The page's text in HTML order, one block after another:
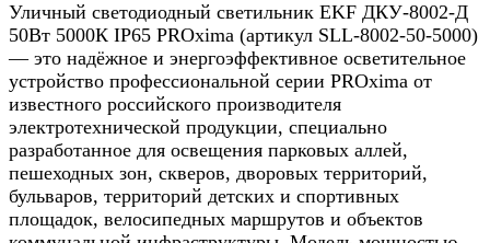
Уличный светодиодный светильник EKF ДКУ-8002-Д
50Вт 5000К IP65 PROxima (артикул SLL-8002-50-5000)
— это надёжное и энергоэффективное осветительное
устройство профессиональной серии PROxima от
известного российского производителя
электротехнической продукции, специально
разработанное для освещения парковых аллей,
пешеходных зон, скверов, дворовых территорий,
бульваров, территорий детских и спортивных
площадок, велосипедных маршрутов и объектов